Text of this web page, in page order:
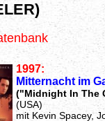
1997:
Mitternacht im
("Midnight In The
(USA)
mit Kevin Spacey,